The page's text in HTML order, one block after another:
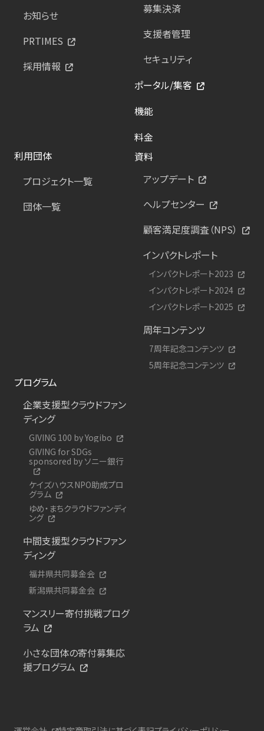
お知らせ
PRTIMES
採用情報
募集決済
支援者管理
セキュリティ
ポータル/集客
機能
料金
利用団体
プロジェクト一覧
団体一覧
資料
アップデート
ヘルプセンター
顧客満足度調査（NPS）
インパクトレポート
インパクトレポート2023
インパクトレポート2024
インパクトレポート2025
周年コンテンツ
7周年記念コンテンツ
5周年記念コンテンツ
プログラム
企業支援型クラウドファン
ディング
GIVING 100 by Yogibo
GIVING for SDGs
sponsored by ソニー銀行
ケイズハウスNPO助成プロ
グラム
ゆめ・まちクラウドファンディ
ング
中間支援型クラウドファン
ディング
福井県共同募金会
新潟県共同募金会
マンスリー寄付挑戦プログ
ラム
小さな団体の寄付募集応
援プログラム